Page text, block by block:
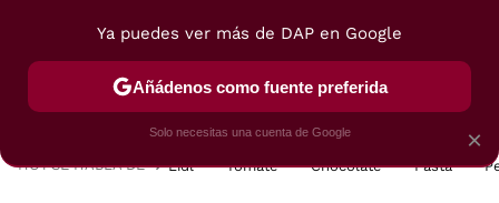
POSTRES VIAJES SELECCIÓN VEGUI
HOY SE HABLA DE Lidl Tomate Chocolate Pasta
×
Ya puedes ver más de DAP en Google
Añádenos como fuente preferida
Solo necesitas una cuenta de Google